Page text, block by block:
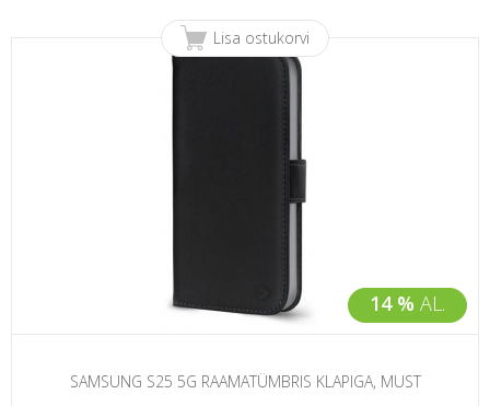
14 % AL.
Lisa ostukorvi
SAMSUNG S25 5G RAAMATÜMBRIS KLAPIGA, MUST